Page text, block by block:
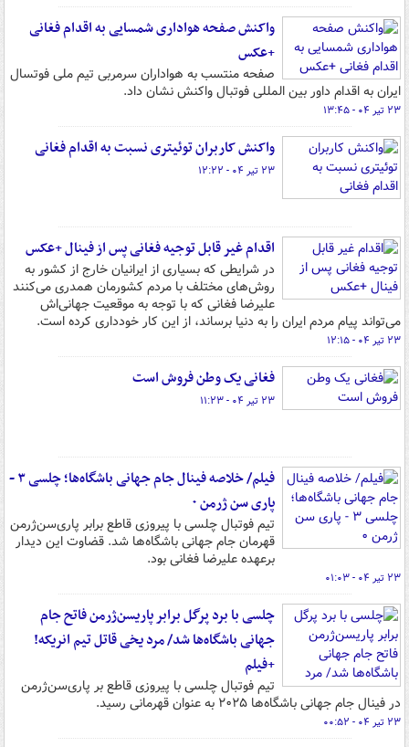
واکنش صفحه هواداری شمسایی به اقدام فغانی
+عکس
صفحه منتسب به هواداران سرمربی تیم ملی فوتسال
ایران به اقدام داور بین المللی فوتبال واکنش نشان داد.
۲۳ تیر ۰۴ - ۱۳:۴۵
واکنش کاربران توئیتری نسبت به اقدام فغانی
۲۳ تیر ۰۴ - ۱۲:۲۲
اقدام غیر قابل توجیه فغانی پس از فینال +عکس
در شرایطی که بسیاری از ایرانیان خارج از کشور به
روش‌های مختلف با مردم کشورمان همدری می‌کنند
علیرضا فغانی که با توجه به موقعیت جهانی‌اش
می‌تواند پیام‌ مردم ایران را به دنیا برساند، از این کار خودداری کرده است.
۲۳ تیر ۰۴ - ۱۲:۱۵
فغانی یک وطن فروش است
۲۳ تیر ۰۴ - ۱۱:۲۳
فیلم/ خلاصه فینال جام جهانی باشگاه‌ها؛ چلسی ۳ -
پاری سن ژرمن ۰
تیم فوتبال چلسی با پیروزی قاطع برابر پاری‌سن‌ژرمن
قهرمان جام جهانی باشگاه‌ها شد. قضاوت این دیدار
برعهده علیرضا فغانی بود.
۲۳ تیر ۰۴ - ۰۱:۰۳
چلسی با برد پرگل برابر پاریسن‌ژرمن فاتح جام
جهانی باشگاه‌ها شد/ مرد یخی قاتل تیم انریکه!
+فیلم
تیم فوتبال چلسی با پیروزی قاطع بر پاری‌سن‌ژرمن
در فینال جام جهانی باشگاه‌ها ۲۰۲۵ به عنوان قهرمانی رسید.
۲۳ تیر ۰۴ - ۰۰:۵۲